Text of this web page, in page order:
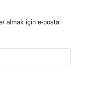
almak için e-posta